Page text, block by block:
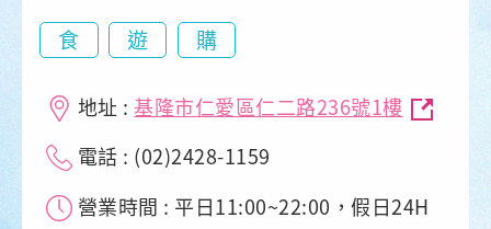
食 遊 購
地址 : 基隆市仁愛區仁二路236號1樓
電話 : (02)2428-1159
營業時間 : 平日11:00~22:00，假日24H